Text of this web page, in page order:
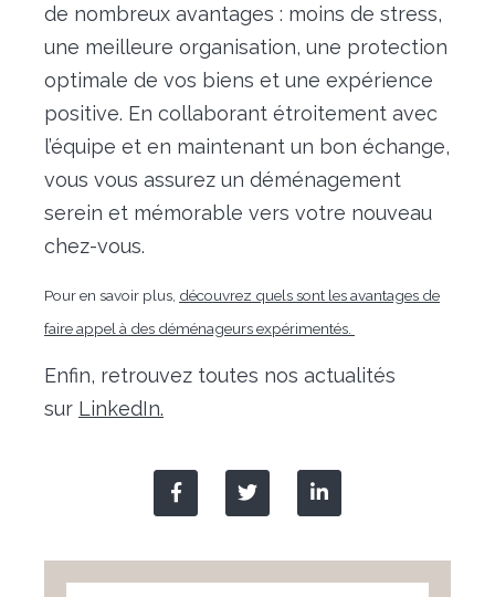
de nombreux avantages : moins de stress,
une meilleure organisation, une protection
optimale de vos biens et une expérience
positive. En collaborant étroitement avec
l’équipe et en maintenant un bon échange,
vous vous assurez un déménagement
serein et mémorable vers votre nouveau
chez-vous.
Pour en savoir plus, découvrez quels sont les avantages de
faire appel à des déménageurs expérimentés.
Enfin, retrouvez toutes nos actualités
sur LinkedIn.